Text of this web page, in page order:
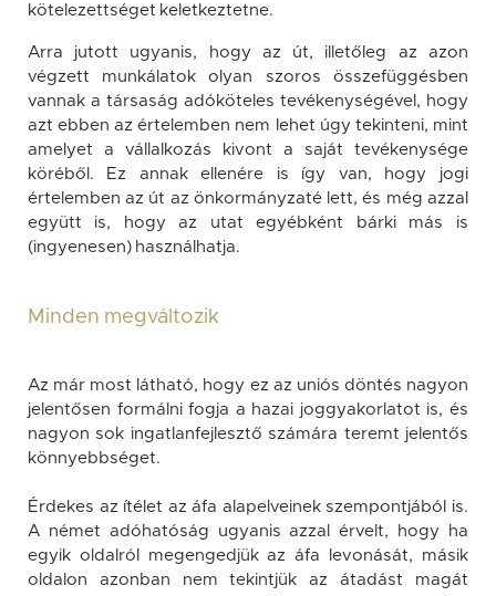
kötelezettséget keletkeztetne.
Arra jutott ugyanis, hogy az út, illetőleg az azon
végzett munkálatok olyan szoros összefüggésben
vannak a társaság adóköteles tevékenységével, hogy
azt ebben az értelemben nem lehet úgy tekinteni, mint
amelyet a vállalkozás kivont a saját tevékenysége
köréből. Ez annak ellenére is így van, hogy jogi
értelemben az út az önkormányzaté lett, és még azzal
együtt is, hogy az utat egyébként bárki más is
(ingyenesen) használhatja.
Minden megváltozik
Az már most látható, hogy ez az uniós döntés nagyon
jelentősen formálni fogja a hazai joggyakorlatot is, és
nagyon sok ingatlanfejlesztő számára teremt jelentős
könnyebbséget.
Érdekes az ítélet az áfa alapelveinek szempontjából is.
A német adóhatóság ugyanis azzal érvelt, hogy ha
egyik oldalról megengedjük az áfa levonását, másik
oldalon azonban nem tekintjük az átadást magát